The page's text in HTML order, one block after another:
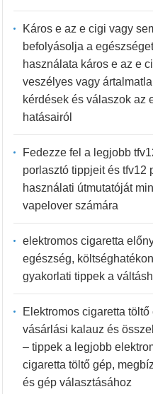
Káros e az e cigi vagy
befolyásolja a
használata káros e az e
veszélyes vagy
kérdések és válaszok az
hatásairól
Fedezze fel a legjobb
porlasztó tippjeit és tfv12
használati útmutatóját
vapelover számára
elektromos cigaretta
egészség,
gyakorlati tippek a
Elektromos cigaretta töltő
vásárlási kalauz és
– tippek a legjobb
cigaretta töltő gép,
és gép választásához